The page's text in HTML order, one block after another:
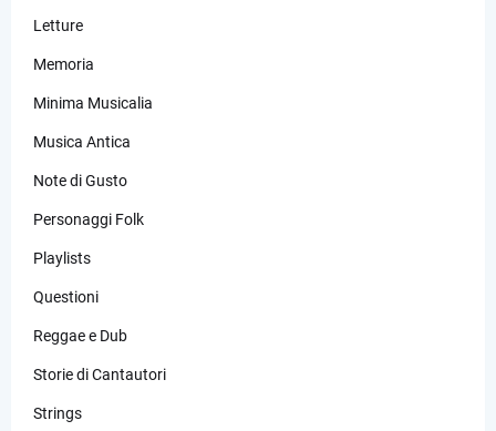
Letture
Memoria
Minima Musicalia
Musica Antica
Note di Gusto
Personaggi Folk
Playlists
Questioni
Reggae e Dub
Storie di Cantautori
Strings